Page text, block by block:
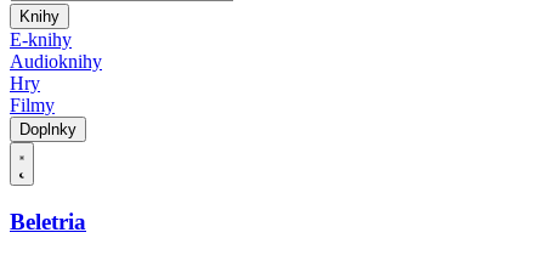
Knihy
E-knihy
Audioknihy
Hry
Filmy
Doplnky
Beletria